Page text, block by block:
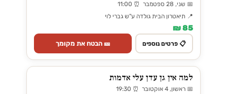
📅 שני, 28 ספטמבר ⏰ 11:00
📍 תיאטרון הבית גולדה ע"ש גברי לוי
85 ₪
📋 פרטים נוספים 🎫 הבטח את מקומך
למה אין גן עדן עלי אדמות
📅 ראשון, 4 אוקטובר ⏰ 19:30